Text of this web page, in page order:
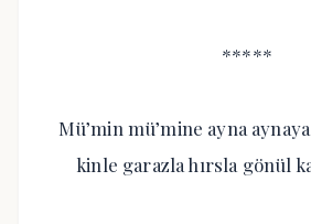
*****
Mü’min mü’mine ayna
kinle garazla hırsla gönül